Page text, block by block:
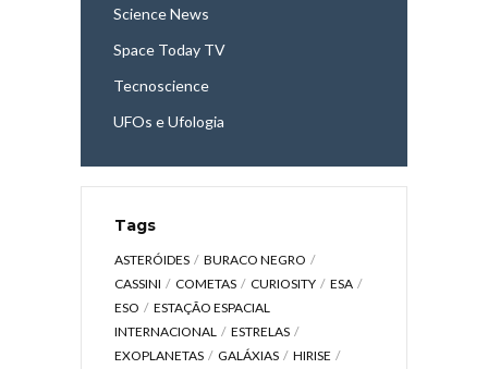
Science News
Space Today TV
Tecnoscience
UFOs e Ufologia
Tags
ASTERÓIDES
BURACO NEGRO
CASSINI
COMETAS CURIOSITY
ESA
ESO
ESTAÇÃO ESPACIAL
INTERNACIONAL
ESTRELAS
EXOPLANETAS
GALÁXIAS
HIRISE